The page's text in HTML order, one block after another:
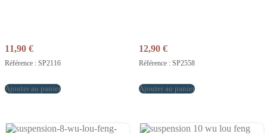
11,90 €
Référence : SP2116
Ajouter au panier
12,90 €
Référence : SP2558
Ajouter au panier